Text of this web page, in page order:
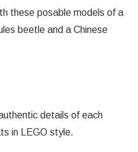
these posable models of a
beetle and a Chinese
details of each
in LEGO style.